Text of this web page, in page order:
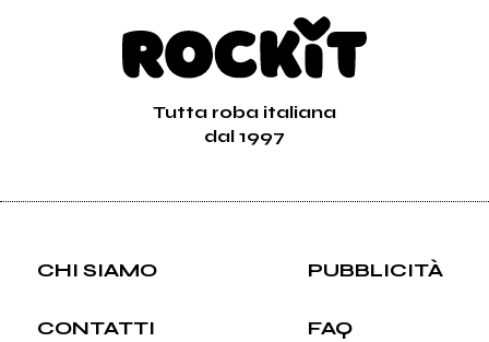
Tutta roba italiana
dal 1997
CHI SIAMO PUBBLICITÀ
CONTATTI FAQ